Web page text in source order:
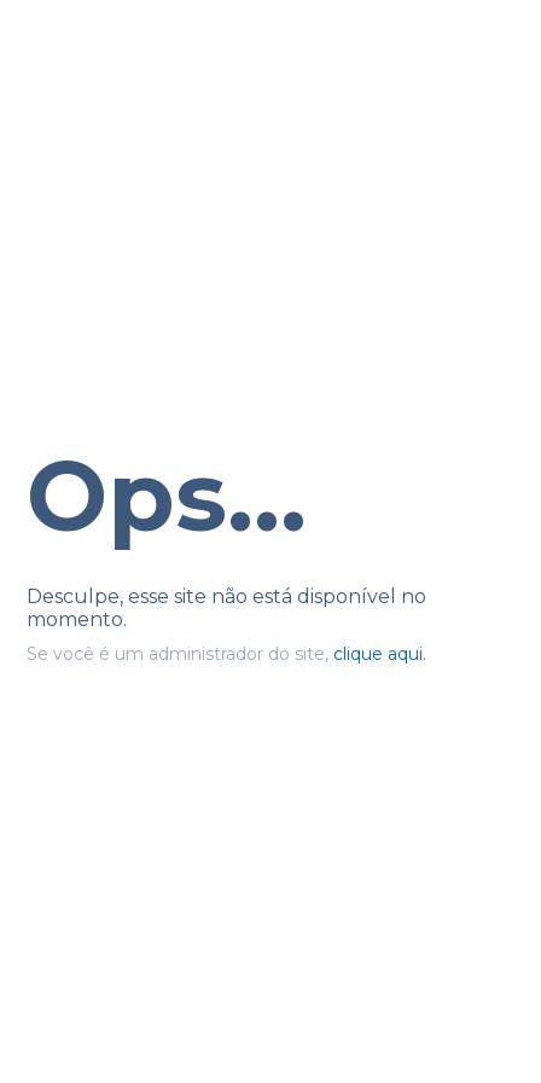
Ops...
Desculpe, esse site não está disponível no
momento.
Se você é um administrador do site, clique aqui.